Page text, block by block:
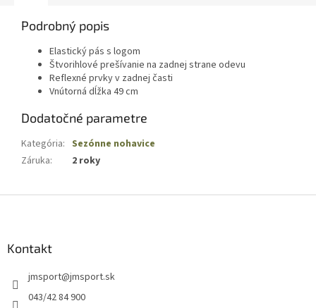
Podrobný popis
Elastický pás s logom
Štvorihlové prešívanie na zadnej strane odevu
Reflexné prvky v zadnej časti
Vnútorná dĺžka 49 cm
Dodatočné parametre
Kategória: Sezónne nohavice
Záruka: 2 roky
Kontakt
jmsport@jmsport.sk
043/42 84 900